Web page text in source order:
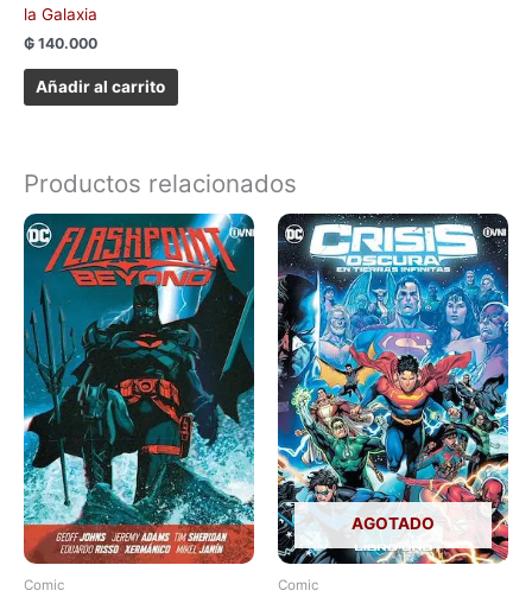
la Galaxia
₲ 140.000
Añadir al carrito
Productos relacionados
Comic
AGOTADO
Comic
Este
tiene
Las
se
pueden
elegir
en
la
página
de